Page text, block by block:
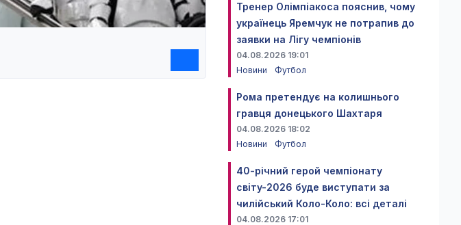
Тренер Олімпіакоса пояснив, чому
українець Яремчук не потрапив до
заявки на Лігу чемпіонів
04.08.2026 19:01
Новини
Футбол
Рома претендує на колишнього
гравця донецького Шахтаря
04.08.2026 18:02
Новини
Футбол
40-річний герой чемпіонату
світу-2026 буде виступати за
чилійський Коло-Коло: всі деталі
04.08.2026 17:01